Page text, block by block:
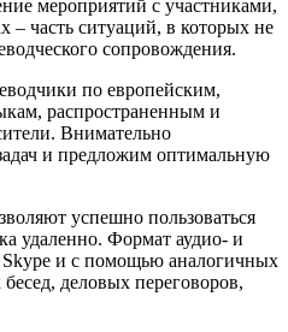
мероприятий с участниками,
– часть ситуаций, в которых не
сопровождения.
по европейским,
распространенным и
Внимательно
и предложим оптимальную
успешно пользоваться
удаленно. Формат аудио- и
и с помощью аналогичных
деловых переговоров,